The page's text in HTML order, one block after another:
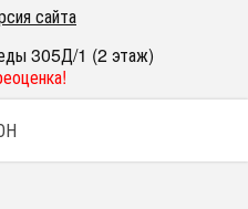
сайта
305Д/1 (2 этаж)